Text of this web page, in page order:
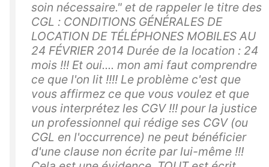
soin nécessaire." et de rappeler le titre des
CGL : CONDITIONS GÉNÉRALES DE
LOCATION DE TÉLÉPHONES MOBILES AU
24 FÉVRIER 2014 Durée de la location : 24
mois !!! Et oui.... mon ami faut comprendre
ce que l'on lit !!!! Le problème c'est que
vous affirmez ce que vous voulez et que
vous interprétez les CGV !!! pour la justice
un professionnel qui rédige ses CGV (ou
CGL en l'occurrence) ne peut bénéficier
d'une clause non écrite par lui-même !!!